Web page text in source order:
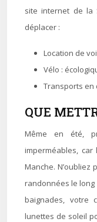
site internet de la
déplacer :
Location de
Vélo :
Transports en
QUE
Même en été,
imperméables,
Manche. N’oubliez
randonnées le
baignades, votre
lunettes de soleil